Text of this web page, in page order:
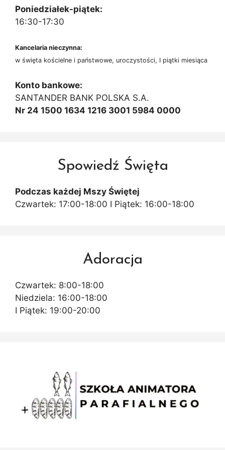
Poniedziałek-piątek:
16:30-17:30
Kancelaria nieczynna:
w święta kościelne i państwowe, uroczystości, I piątki miesiąca
Konto bankowe:
SANTANDER BANK POLSKA S.A.
Nr 24 1500 1634 1216 3001 5984 0000
Spowiedź Święta
Podczas każdej Mszy Świętej
Czwartek: 17:00-18:00 I Piątek: 16:00-18:00
Adoracja
Czwartek: 8:00-18:00
Niedziela: 16:00-18:00
I Piątek: 19:00-20:00